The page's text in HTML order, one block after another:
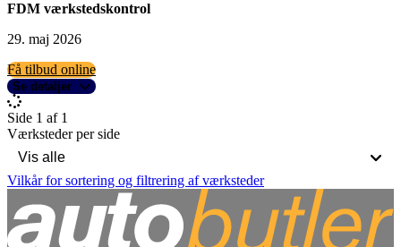
FDM værkstedskontrol
29. maj 2026
Få tilbud online
Se detaljer
Side 1 af 1
Værksteder per side
Vilkår for sortering og filtrering af værksteder